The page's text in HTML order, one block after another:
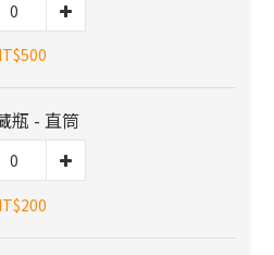
瓶 - 直筒